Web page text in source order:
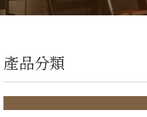
產品分類